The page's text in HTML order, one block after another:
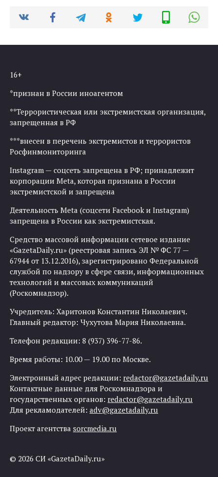
16+
*признан в России иноагентом
**Террористическая или экстремистская организация,
запрещенная в РФ
***внесен в перечень экстремистов и террористов
Росфинмониторинга
Instagram — соцсеть запрещена в РФ; принадлежит
корпорации Meta, которая признана в России
экстремистской и запрещена
Деятельность Meta (соцсети Facebook и Instagram)
запрещена в России как экстремистская.
Средство массовой информации сетевое издание
«GazetaDaily.ru» (реестровая запись ЭЛ № ФС 77 —
67944 от 13.12.2016), зарегистрировано Федеральной
службой по надзору в сфере связи, информационных
технологий и массовых коммуникаций
(Роскомнадзор).
Учредитель: Харитонов Константин Николаевич.
Главный редактор: Чухутова Мария Николаевна.
Телефон редакции: 8 (937) 396-77-86.
Время работы: 10.00 — 19.00 по Москве.
Электронный адрес редакции: redactor@gazetadaily.ru
Контактные данные для Роскомнадзора и
государственных органов: redactor@gazetadaily.ru
Для рекламодателей: adv@gazetadaily.ru
Проект агентства sorcmedia.ru
© 2026 СИ «GazetaDaily.ru»